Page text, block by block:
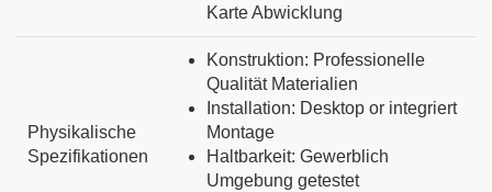
KarteAbwicklung
Physikalische
Spezifikationen
Konstruktion: Professionelle
Qualität Materialien
Installation: Desktop or integriert
Montage
Haltbarkeit: Gewerblich
Umgebung getestet